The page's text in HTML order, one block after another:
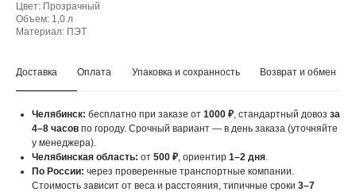
Цвет: Прозрачный
Объем: 1,0 л
Материал: ПЭТ
Доставка Оплата Упаковка и сохранность Возврат и обмен
Челябинск: бесплатно при заказе от 1000 ₽, стандартный довоз за
4–8 часов по городу. Срочный вариант — в день заказа (уточняйте
у менеджера).
Челябинская область: от 500 ₽, ориентир 1–2 дня.
По России: через проверенные транспортные компании.
Стоимость зависит от веса и расстояния, типичные сроки 3–7